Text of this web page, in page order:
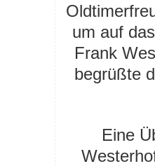
um auf
Frank
begrüßte
Eine